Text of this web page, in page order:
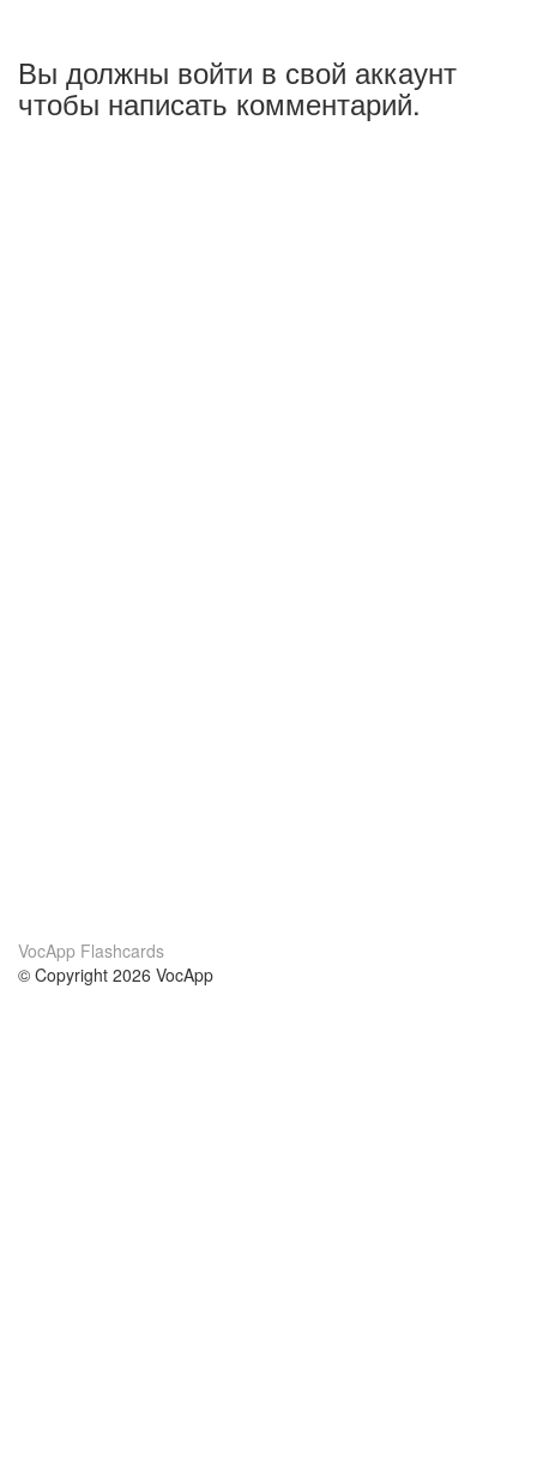
Вы должны войти в свой аккаунт
чтобы написать комментарий.
VocApp Flashcards
© Copyright 2026 VocApp